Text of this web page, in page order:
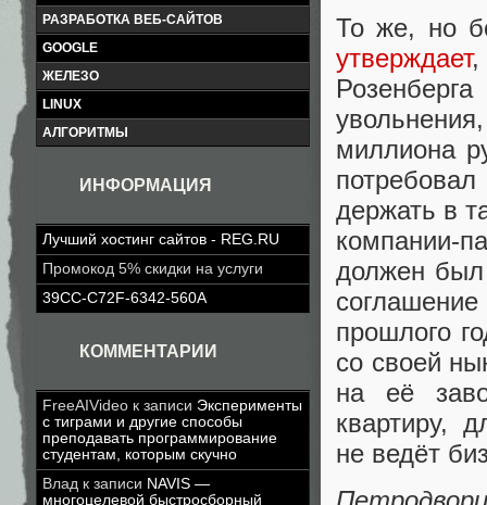
РАЗРАБОТКА ВЕБ-САЙТОВ
GOOGLE
ЖЕЛЕЗО
LINUX
АЛГОРИТМЫ
ИНФОРМАЦИЯ
Лучший хостинг сайтов - REG.RU
Промокод 5% скидки на услуги
39CC-C72F-6342-560A
КОММЕНТАРИИ
FreeAIVideo к записи Эксперименты
с тиграми и другие способы
преподавать программирование
студентам, которым скучно
Влад к записи NAVIS —
многоцелевой быстросборный
То же, но
утверждает,
увольнения,
миллиона
держать в
компании-
должен
прошлого
со своей
на её
квартиру,
не ведёт